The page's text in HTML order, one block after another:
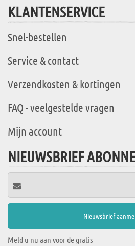
KLANTENSERVICE
Snel-bestellen
Service & contact
Verzendkosten & kortingen
FAQ - veelgestelde vragen
Mijn account
NIEUWSBRIEF
Meld u nu aan voor de gratis